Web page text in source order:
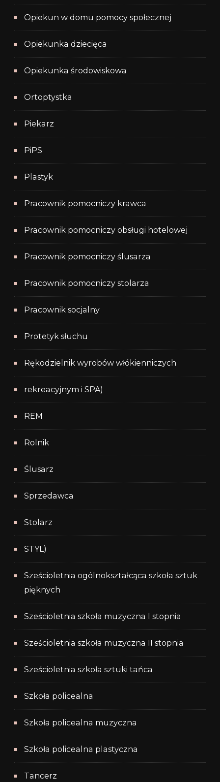
Opiekun w domu pomocy społecznej
Opiekunka dziecięca
Opiekunka środowiskowa
Ortoptystka
Piekarz
PiPS
Plastyk
Pracownik pomocniczy krawca
Pracownik pomocniczy obsługi hotelowej
Pracownik pomocniczy ślusarza
Pracownik pomocniczy stolarza
Pracownik socjalny
Protetyk słuchu
Rękodzielnik wyrobów włókienniczych
rekreacyjnym i SPA)
REM
Rolnik
Ślusarz
Sprzedawca
Stolarz
STYL)
Sześcioletnia ogólnokształcąca szkoła sztuk
pięknych
Sześcioletnia szkoła muzyczna I stopnia
Sześcioletnia szkoła muzyczna II stopnia
Sześcioletnia szkoła sztuki tańca
Szkoła policealna
Szkoła policealna muzyczna
Szkoła policealna plastyczna
Tancerz